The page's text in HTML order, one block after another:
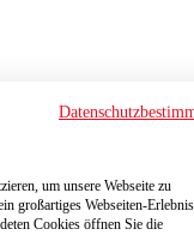
um unsere Webseite zu
großartiges Webseiten-
Cookies öffnen Sie die